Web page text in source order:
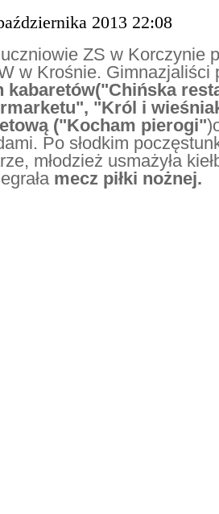
2013 22:08
uczniowie ZS w Korczynie
w Krośnie. Gimnazjaliści
kabaretów("Chińska
"Król i
("Kocham pierogi"
Po słodkim
młodzież usmażyła
mecz piłki nożnej.